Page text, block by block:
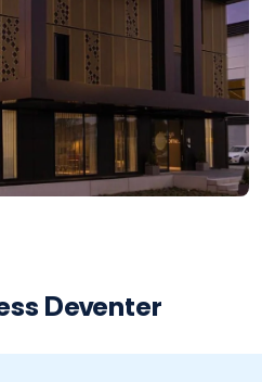
Deventer